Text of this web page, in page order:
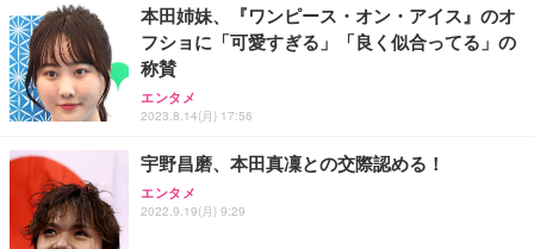
務用 おしゃれ パソコンチェア (ブラック)
Sezlife オフィスチェア デスクチェア 疲れない テレ
ワーク チェア 強化バックレスト 30度ロッキング機
能 人間工学 椅子 腰サポート 90度跳ね上げ式アーム
レスト 3Dヘッドレスト ハンガー付き 高反発クッシ
務用 おしゃれ パソコンチェア (ホワイト)
ANDWINT オフィスチェア デスクチェア 肘なし メ
ッシュ 通気性 ランバーサポート付き 腰サポート ガ
【整備済み品】Dell E2724HS 27インチ 液晶モニタ
ー フルHD（1920×1080）VA 非光沢 HDMI/DisplayP
ort/VGA スピーカー内蔵 高さ調整 スイベル VESA対
応 ComfortView ビジネス向け
￥15,800
【MiniLED/24.5inch/280Hz/FHD】GRAPHT THE S
HOOTER Gaming Monitor 24” Essential ゲーミン
Smart Basic(スマートベーシック) 【Amazon.co.jp
限定】 Smart Basic アイリスオーヤマ ペットシーツ
超厚型 お徳用 ワイド 100枚入 (x 1) (ケース販売)
アイリスオーヤマ ペットシーツ 超厚型 お徳用 レギ
ュラー 200枚入【Amazon.co.jp限定】
本田姉妹、『ワンピース・オン・アイス』のオ
フショに「可愛すぎる」「良く似合ってる」の
称賛
エンタメ
2023.8.14(月) 17:56
宇野昌磨、本田真凜との交際認める！
エンタメ
2022.9.19(月) 9:29